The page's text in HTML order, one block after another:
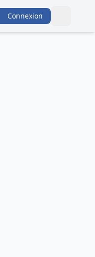
Connexion